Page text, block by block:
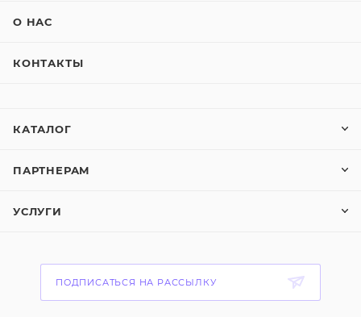
О НАС
КОНТАКТЫ
КАТАЛОГ
ПАРТНЕРАМ
УСЛУГИ
ПОДПИСАТЬСЯ НА РАССЫЛКУ